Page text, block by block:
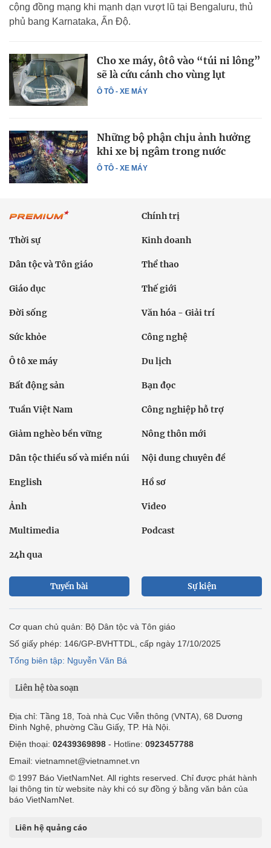
cộng đồng mạng khi mạnh dạn vượt lũ tại Bengaluru, thủ
phủ bang Karnataka, Ấn Độ.
Ô TÔ - XE MÁY
Cho xe máy, ôtô vào “túi ni lông”
sẽ là cứu cánh cho vùng lụt
Ô TÔ - XE MÁY
Những bộ phận chịu ảnh hưởng
khi xe bị ngâm trong nước
Chính trị
Thời sự Kinh doanh
Dân tộc và Tôn giáo Thể thao
Giáo dục Thế giới
Đời sống Văn hóa - Giải trí
Sức khỏe Công nghệ
Ô tô xe máy Du lịch
Bất động sản Bạn đọc
Tuần Việt Nam Công nghiệp hỗ trợ
Giảm nghèo bền vững Nông thôn mới
Dân tộc thiểu số và miền núi Nội dung chuyên đề
English Hồ sơ
Ảnh Video
Multimedia Podcast
24h qua
Tuyến bài Sự kiện
Cơ quan chủ quản: Bộ Dân tộc và Tôn giáo
Số giấy phép: 146/GP-BVHTTDL, cấp ngày 17/10/2025
Tổng biên tập: Nguyễn Văn Bá
Liên hệ tòa soạn
Địa chỉ: Tầng 18, Toà nhà Cục Viễn thông (VNTA), 68 Dương
Đình Nghệ, phường Cầu Giấy, TP. Hà Nội.
Điện thoại: 02439369898 - Hotline: 0923457788
Email: vietnamnet@vietnamnet.vn
© 1997 Báo VietNamNet. All rights reserved. Chỉ được phát hành
lại thông tin từ website này khi có sự đồng ý bằng văn bản của
báo VietNamNet.
Liên hệ quảng cáo